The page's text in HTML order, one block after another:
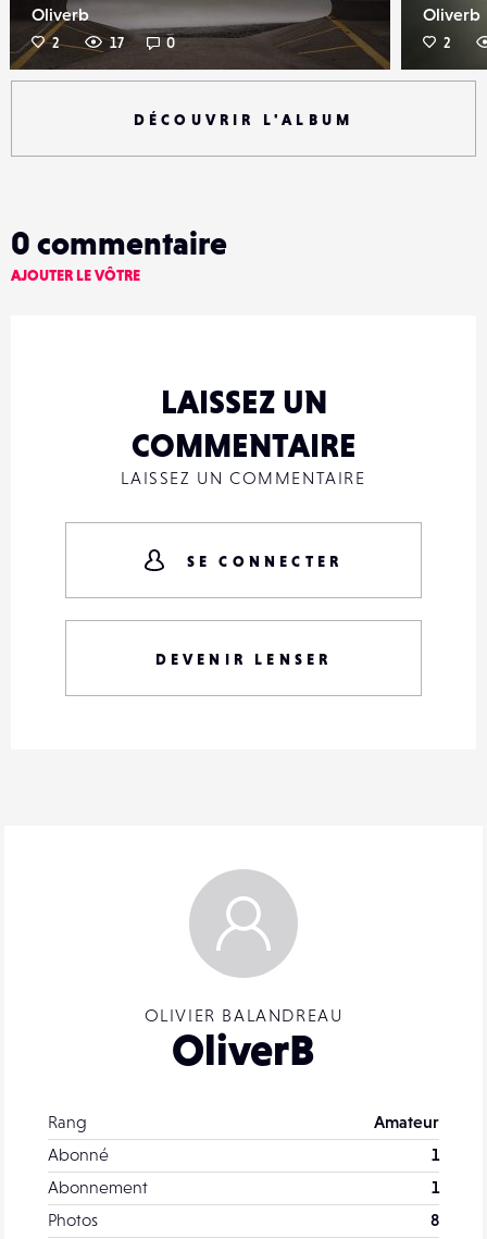
Oliverb
2 17 0
Oliverb
2
DÉCOUVRIR L'ALBUM
OLIVIER BALANDREAU
OliverB
Rang
Amateur
Abonné
1
Abonnement
1
Photos
8
0 commentaire
AJOUTER LE VÔTRE
LAISSEZ UN
COMMENTAIRE
LAISSEZ UN COMMENTAIRE
SE CONNECTER
DEVENIR LENSER